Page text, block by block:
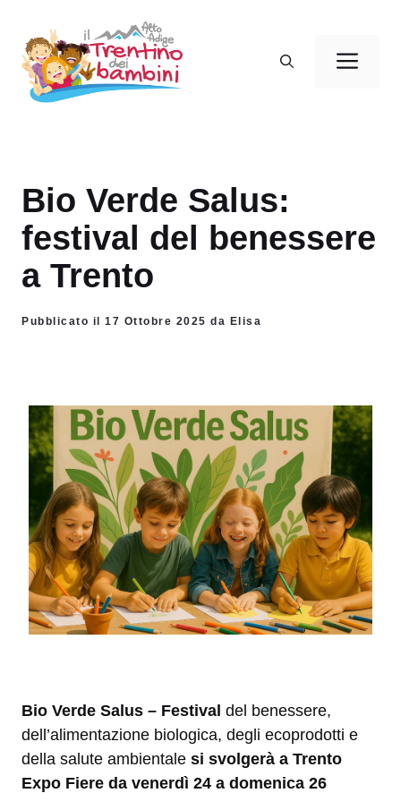
contenuto
Bio Verde Salus:
festival del benessere
a Trento
Pubblicato il 17 Ottobre 2025 da Elisa
Bio Verde Salus – Festival del benessere,
dell’alimentazione biologica, degli ecoprodotti e
della salute ambientale si svolgerà a Trento
Expo Fiere da venerdì 24 a domenica 26